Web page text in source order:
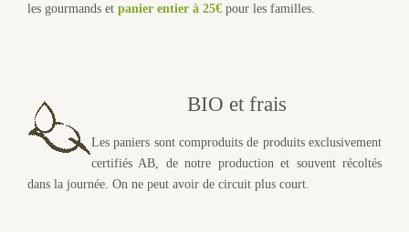
les gourmands et panier entier à 25€ pour les familles.
BIO et frais
Les paniers sont comproduits de produits exclusivement
certifiés AB, de notre production et souvent récoltés
dans la journée. On ne peut avoir de circuit plus court.